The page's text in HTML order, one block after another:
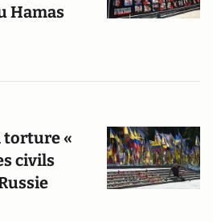
Hamas
torture «
civils